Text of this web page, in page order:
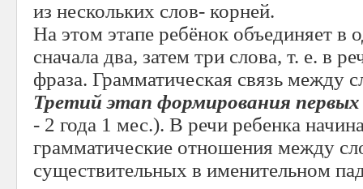
из нескольких слов- корней.
На этом этапе ребёнок объединяет в
сначала два, затем три слова, т. е. в
фраза. Грамматическая связь между
Третийэтап формирования
- 2 года 1 мес.). В речи ребенка
грамматические отношения между
существительных в именительном